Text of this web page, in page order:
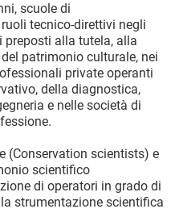
scuole di
tecnico-direttivi negli
preposti alla tutela, alla
patrimonio culturale, nei
private operanti
della diagnostica,
e nelle società di
(Conservation scientists) e
scientifico
di operatori in grado di
strumentazione scientifica